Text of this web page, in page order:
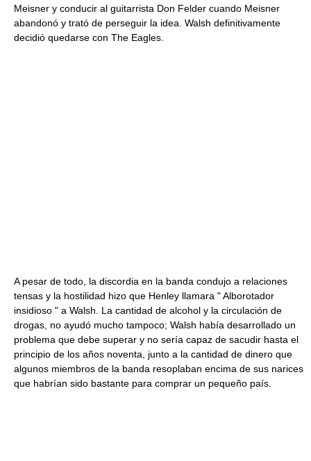
Meisner y conducir al guitarrista Don Felder cuando Meisner
abandonó y trató de perseguir la idea. Walsh definitivamente
decidió quedarse con The Eagles.
A pesar de todo, la discordia en la banda condujo a relaciones
tensas y la hostilidad hizo que Henley llamara " Alborotador
insidioso " a Walsh. La cantidad de alcohol y la circulación de
drogas, no ayudó mucho tampoco; Walsh había desarrollado un
problema que debe superar y no sería capaz de sacudir hasta el
principio de los años noventa, junto a la cantidad de dinero que
algunos miembros de la banda resoplaban encima de sus narices
que habrían sido bastante para comprar un pequeño país.